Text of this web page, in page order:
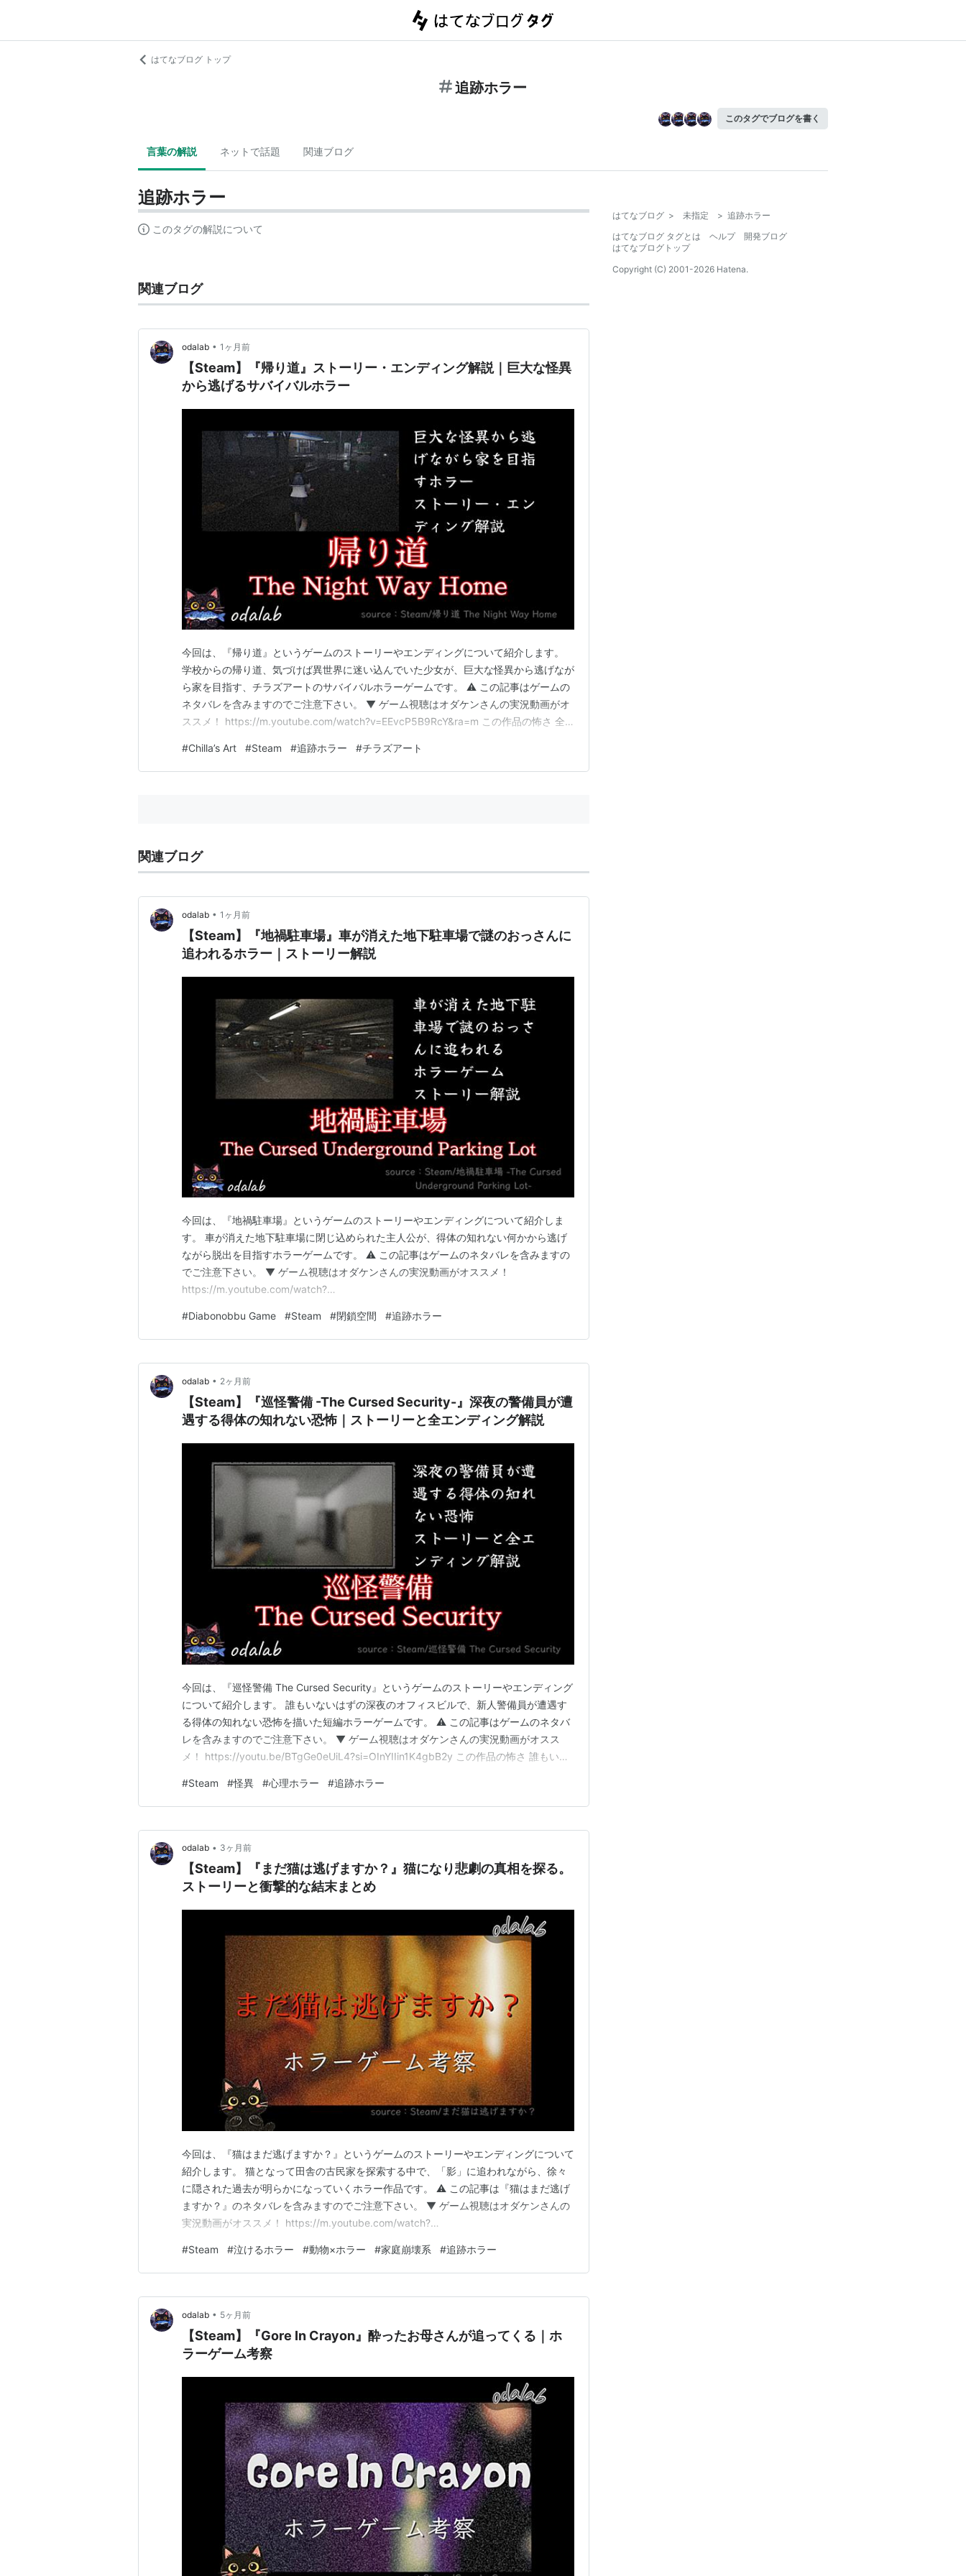
はてなブログ トップ
追跡ホラー
このタグでブログを書く
言葉の解説 ネットで話題 関連ブログ
追跡ホラー
このタグの解説について
関連ブログ
odalab • 1ヶ月前
【Steam】『帰り道』ストーリー・エンディング解説｜巨大な怪異
から逃げるサバイバルホラー
今回は、『帰り道』というゲームのストーリーやエンディングについて紹介します。
学校からの帰り道、気づけば異世界に迷い込んでいた少女が、巨大な怪異から逃げなが
ら家を目指す、チラズアートのサバイバルホラーゲームです。 ⚠️ この記事はゲームの
ネタバレを含みますのでご注意下さい。 ▼ ゲーム視聴はオダケンさんの実況動画がオ
ススメ！ https://m.youtube.com/watch?v=EEvcP5B9RcY&ra=m この作品の怖さ 全
いるとパニックメーターが上昇し、リナは恐怖で叫び声を上げてしまいます。その声が
怪異…
#Chilla’s Art #Steam #追跡ホラー #チラズアート
関連ブログ
odalab • 1ヶ月前
【Steam】『地禍駐車場』車が消えた地下駐車場で謎のおっさんに
追われるホラー｜ストーリー解説
今回は、『地禍駐車場』というゲームのストーリーやエンディングについて紹介しま
す。 車が消えた地下駐車場に閉じ込められた主人公が、得体の知れない何かから逃げ
ながら脱出を目指すホラーゲームです。 ⚠️ この記事はゲームのネタバレを含みますの
でご注意下さい。 ▼ ゲーム視聴はオダケンさんの実況動画がオススメ！
https://m.youtube.com/watch?
ODqeODvA%3D%3D&ra=m この作品の怖さ 地下駐車場という逃げ場のない閉鎖空間
に、四つん這いで動き回るおじさんが徘徊している。それ…
#Diabonobbu Game #Steam #閉鎖空間 #追跡ホラー
odalab • 2ヶ月前
【Steam】『巡怪警備 -The Cursed Security-』深夜の警備員が遭
遇する得体の知れない恐怖｜ストーリーと全エンディング解説
今回は、『巡怪警備 The Cursed Security』というゲームのストーリーやエンディング
について紹介します。 誰もいないはずの深夜のオフィスビルで、新人警備員が遭遇す
る得体の知れない恐怖を描いた短編ホラーゲームです。 ⚠️ この記事はゲームのネタバ
レを含みますのでご注意下さい。 ▼ ゲーム視聴はオダケンさんの実況動画がオスス
メ！ https://youtu.be/BTgGe0eUiL4?si=OInYIIin1K4gbB2y この作品の怖さ 誰もいな
わじわと不安を積み上げてきます。巡回中にふと感じる「何かい…
#Steam #怪異 #心理ホラー #追跡ホラー
odalab • 3ヶ月前
【Steam】『まだ猫は逃げますか？』猫になり悲劇の真相を探る。
ストーリーと衝撃的な結末まとめ
今回は、『猫はまだ逃げますか？』というゲームのストーリーやエンディングについて
紹介します。 猫となって田舎の古民家を探索する中で、「影」に追われながら、徐々
に隠された過去が明らかになっていくホラー作品です。 ⚠️ この記事は『猫はまだ逃げ
ますか？』のネタバレを含みますのでご注意下さい。 ▼ ゲーム視聴はオダケンさんの
実況動画がオススメ！ https://m.youtube.com/watch?
作品の怖さ 静かな田舎の雰囲気がありながら、逃げ場のない古民家の中で追われる恐
怖と、…
#Steam #泣けるホラー #動物×ホラー #家庭崩壊系 #追跡ホラー
odalab • 5ヶ月前
【Steam】『Gore In Crayon』酔ったお母さんが追ってくる｜ホ
ラーゲーム考察
はてなブログ > 未指定 > 追跡ホラー
はてなブログ タグとは
ヘルプ
開発ブログ
はてなブログトップ
Copyright (C) 2001-2026 Hatena.